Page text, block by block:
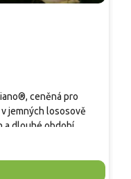
ceněná pro
jemných lososově
a dlouhé období
hustě
květy o průměru